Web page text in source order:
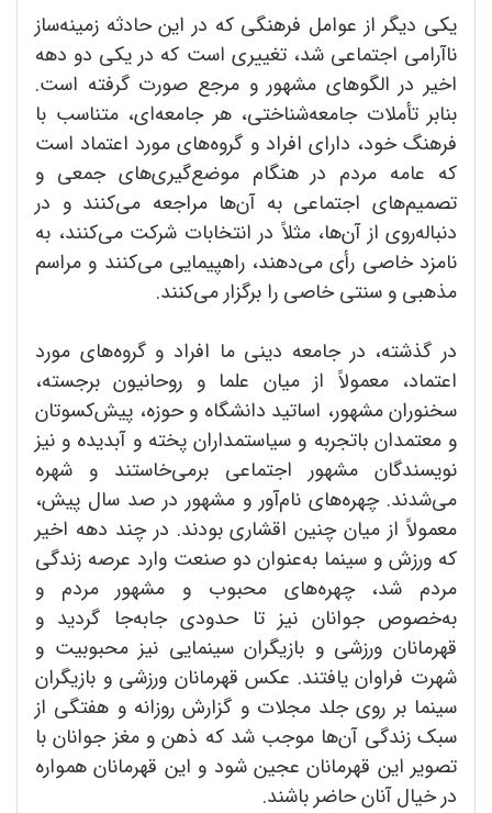
یکی دیگر از عوامل فرهنگی که در این حادثه زمینه‌ساز
ناآرامی اجتماعی شد، تغییری است که در یکی دو دهه
اخیر در الگوهای مشهور و مرجع صورت گرفته است.
بنابر تأملات جامعه‌شناختی، هر جامعه‌ای، متناسب با
فرهنگ خود، دارای افراد و گروه‌های مورد اعتماد است
که عامه مردم در هنگام موضع‌گیری‌های جمعی و
تصمیم‌های اجتماعی به آن‌ها مراجعه می‌کنند و در
دنباله‌روی از آن‌ها، مثلاً در انتخابات شرکت می‌کنند، به
نامزد خاصی رأی می‌دهند، راهپیمایی می‌کنند و مراسم
مذهبی و سنتی خاصی را برگزار می‌کنند.
در گذشته، در جامعه دینی ما افراد و گروه‌های مورد
اعتماد، معمولاً از میان علما و روحانیون برجسته،
سخنوران مشهور، اساتید دانشگاه و حوزه، پیش‌کسوتان
و معتمدان باتجربه و سیاستمداران پخته و آبدیده و نیز
نویسندگان مشهور اجتماعی برمی‌خاستند و شهره
می‌شدند. چهره‌های نام‌آور و مشهور در صد سال پیش،
معمولاً از میان چنین اقشاری بودند. در چند دهه اخیر
که ورزش و سینما به‌عنوان دو صنعت وارد عرصه زندگی
مردم شد، چهره‌های محبوب و مشهور مردم و
به‌خصوص جوانان نیز تا حدودی جابه‌جا گردید و
قهرمانان ورزشی و بازیگران سینمایی نیز محبوبیت و
شهرت فراوان یافتند. عکس قهرمانان ورزشی و بازیگران
سینما بر روی جلد مجلات و گزارش روزانه و هفتگی از
سبک زندگی آن‌ها موجب شد که ذهن و مغز جوانان با
تصویر این قهرمانان عجین شود و این قهرمانان همواره
در خیال آنان حاضر باشند.